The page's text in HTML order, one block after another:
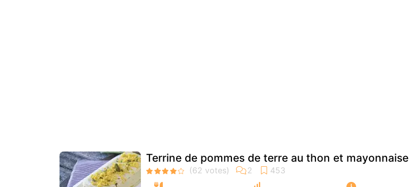
Terrine de pommes de terre au thon et mayonnaise